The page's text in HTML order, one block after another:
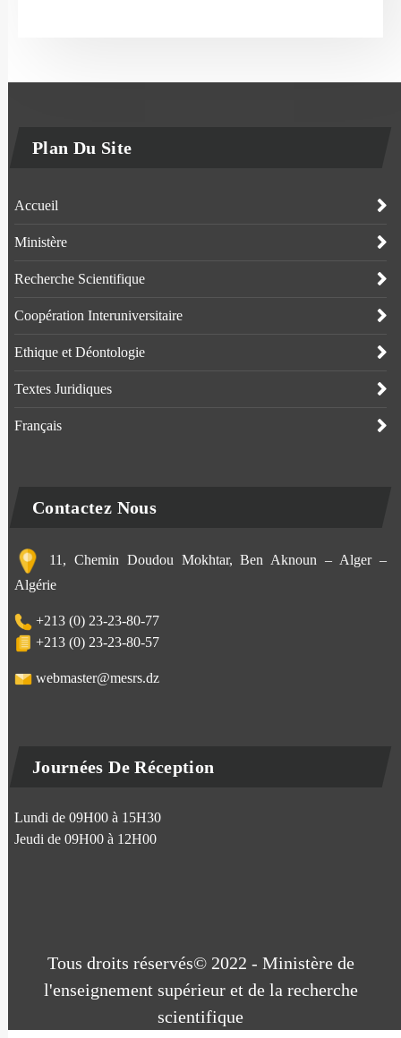
Plan Du Site
Accueil
Ministère
Recherche Scientifique
Coopération Interuniversitaire
Ethique et Déontologie
Textes Juridiques
Français
Contactez Nous
11, Chemin Doudou Mokhtar, Ben Aknoun – Alger –
Algérie
+213 (0) 23-23-80-77
+213 (0) 23-23-80-57
webmaster@mesrs.dz
Journées De Réception
Lundi de 09H00 à 15H30
Jeudi de 09H00 à 12H00
Tous droits réservés© 2022 - Ministère de
l'enseignement supérieur et de la recherche
scientifique